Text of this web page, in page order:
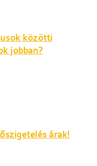
közötti
jobban?
árak!